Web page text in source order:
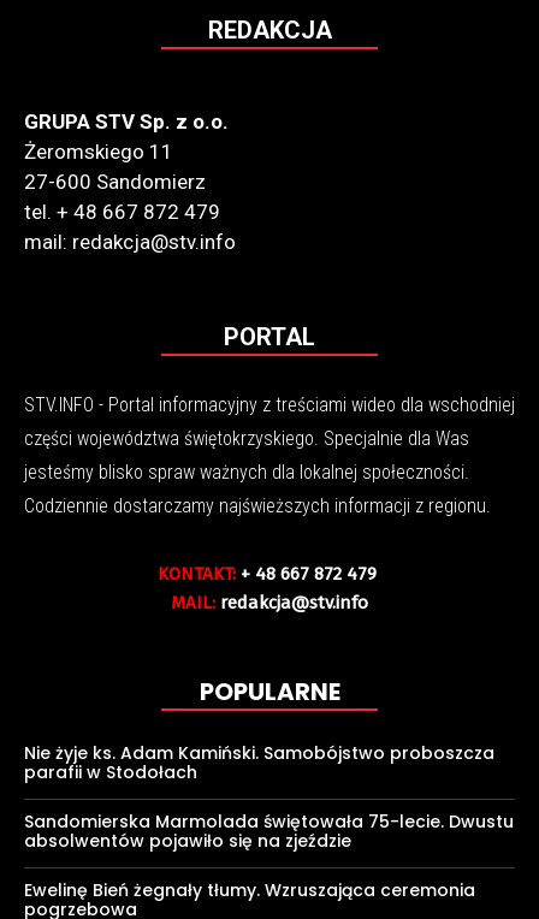
REDAKCJA
GRUPA STV Sp. z o.o.
Żeromskiego 11
27-600 Sandomierz
tel. + 48 667 872 479
mail: redakcja@stv.info
PORTAL
STV.INFO - Portal informacyjny z treściami wideo dla wschodniej
części województwa świętokrzyskiego. Specjalnie dla Was
jesteśmy blisko spraw ważnych dla lokalnej społeczności.
Codziennie dostarczamy najświeższych informacji z regionu.
KONTAKT: + 48 667 872 479
MAIL: redakcja@stv.info
POPULARNE
Nie żyje ks. Adam Kamiński. Samobójstwo proboszcza
parafii w Stodołach
Sandomierska Marmolada świętowała 75-lecie. Dwustu
absolwentów pojawiło się na zjeździe
Ewelinę Bień żegnały tłumy. Wzruszająca ceremonia
pogrzebowa